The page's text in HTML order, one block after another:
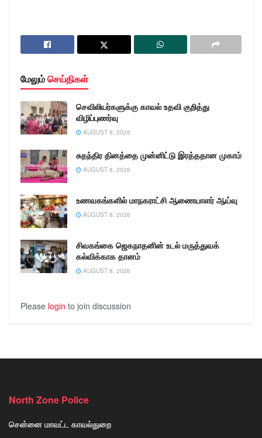
மேலும்செய்திகள்
செவிலியர்களுக்கு காவல் உதவி குறித்து
விழிப்புணர்வு
AUGUST 8, 2026
சுதந்திர தினத்தை முன்னிட்டு இரத்ததான முகாம்
AUGUST 8, 2026
உணவகங்களில் மாநகராட்சி ஆணையாளர் ஆய்வு
AUGUST 8, 2026
சிவகங்கை ஜெகநாதனின் உடல் மருத்துவக்
கல்விக்காக தானம்
AUGUST 8, 2026
Please login to join discussion
North Zone Police
சென்னை மாவட்ட காவல்துறை